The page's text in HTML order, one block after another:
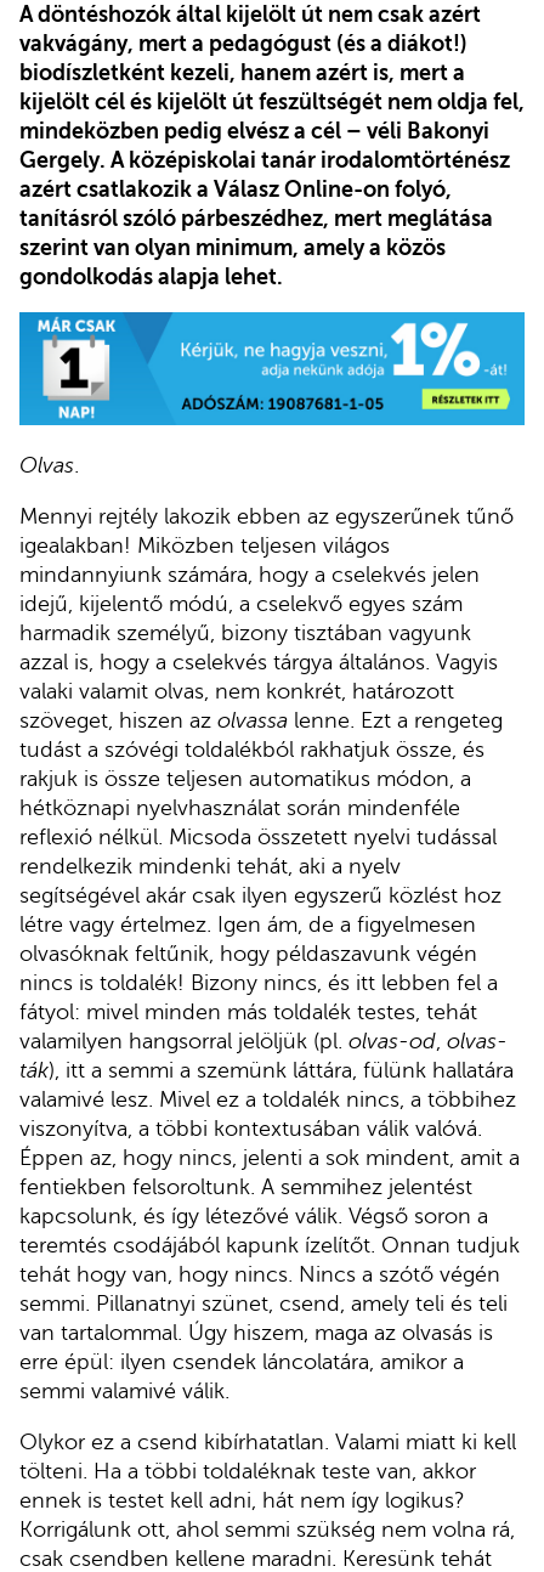
A döntéshozók által kijelölt út nem csak azért
vakvágány, mert a pedagógust (és a diákot!)
biodíszletként kezeli, hanem azért is, mert a
kijelölt cél és kijelölt út feszültségét nem oldja fel,
mindeközben pedig elvész a cél – véli Bakonyi
Gergely. A középiskolai tanár irodalomtörténész
azért csatlakozik a Válasz Online-on folyó,
tanításról szóló párbeszédhez, mert meglátása
szerint van olyan minimum, amely a közös
gondolkodás alapja lehet.
Olvas.
Mennyi rejtély lakozik ebben az egyszerűnek tűnő
igealakban! Miközben teljesen világos
mindannyiunk számára, hogy a cselekvés jelen
idejű, kijelentő módú, a cselekvő egyes szám
harmadik személyű, bizony tisztában vagyunk
azzal is, hogy a cselekvés tárgya általános. Vagyis
valaki valamit olvas, nem konkrét, határozott
szöveget, hiszen az olvassa lenne. Ezt a rengeteg
tudást a szóvégi toldalékból rakhatjuk össze, és
rakjuk is össze teljesen automatikus módon, a
hétköznapi nyelvhasználat során mindenféle
reflexió nélkül. Micsoda összetett nyelvi tudással
rendelkezik mindenki tehát, aki a nyelv
segítségével akár csak ilyen egyszerű közlést hoz
létre vagy értelmez. Igen ám, de a figyelmesen
olvasóknak feltűnik, hogy példaszavunk végén
nincs is toldalék! Bizony nincs, és itt lebben fel a
fátyol: mivel minden más toldalék testes, tehát
valamilyen hangsorral jelöljük (pl. olvas-od, olvas-
ták), itt a semmi a szemünk láttára, fülünk hallatára
valamivé lesz. Mivel ez a toldalék nincs, a többihez
viszonyítva, a többi kontextusában válik valóvá.
Éppen az, hogy nincs, jelenti a sok mindent, amit a
fentiekben felsoroltunk. A semmihez jelentést
kapcsolunk, és így létezővé válik. Végső soron a
teremtés csodájából kapunk ízelítőt. Onnan tudjuk
tehát hogy van, hogy nincs. Nincs a szótő végén
semmi. Pillanatnyi szünet, csend, amely teli és teli
van tartalommal. Úgy hiszem, maga az olvasás is
erre épül: ilyen csendek láncolatára, amikor a
semmi valamivé válik.
Olykor ez a csend kibírhatatlan. Valami miatt ki kell
tölteni. Ha a többi toldaléknak teste van, akkor
ennek is testet kell adni, hát nem így logikus?
Korrigálunk ott, ahol semmi szükség nem volna rá,
csak csendben kellene maradni. Keresünk tehát